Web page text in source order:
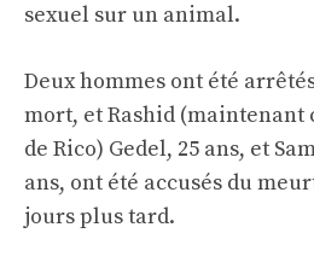
sexuel sur un animal.
Deux hommes ont été
mort, et Rashid (maintenant
de Rico) Gedel, 25 ans, et
ans, ont été accusés du
jours plus tard.